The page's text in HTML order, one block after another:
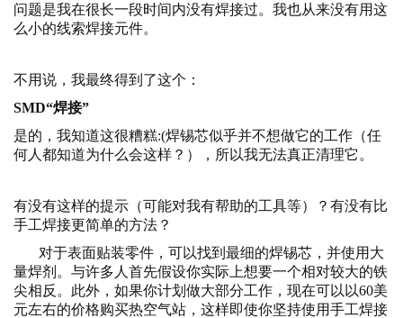
问题是我在很长一段时间内没有焊接过。我也从来没有用这
么小的线索焊接元件。
不用说，我最终得到了这个：
SMD“焊接”
是的，我知道这很糟糕:(焊锡芯似乎并不想做它的工作（任
何人都知道为什么会这样？），所以我无法真正清理它。
有没有这样的提示（可能对我有帮助的工具等）？有没有比
手工焊接更简单的方法？
对于表面贴装零件，可以找到最细的焊锡芯，并使用大
量焊剂。与许多人首先假设你实际上想要一个相对较大的铁
尖相反。此外，如果你计划做大部分工作，现在可以以60美
元左右的价格购买热空气站，这样即使你坚持使用手工焊接